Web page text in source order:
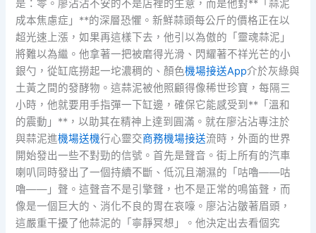
是：零。廖沾沾不安的不是店裡的生意，而是他對**「蒜泥
成本焦慮症」**的深層恐懼。新鮮蒜頭每公斤的價格正在以
超光速上漲，如果再這樣下去，他引以為傲的「靈魂蒜泥」
將難以為繼。他拿著一把被磨得光滑、閃耀著不祥光芒的小
銀勺，從缸底撈起一坨濃稠的、顏色機場接送App介於灰綠與
土黃之間的發酵物。這蒜泥被他照顧得像稀世珍寶，每隔三
小時，他就要用手指彈一下缸邊，確保它能感受到**「溫和
的震動」**，以助其在精神上達到圓滿。就在廖沾沾專注於
與蒜泥進機場送機行心靈交商務機場接送流時，外面的世界
開始發出一些不對勁的信號。首先是聲音。街上所有的汽車
喇叭同時發出了一個持續不斷、低沉且潮濕的「咕嚕——咕
嚕——」聲。這聲音不是引擎聲，也不是正常的鳴笛聲，而
像是一個巨大的、消化不良的胃在哀嚎。廖沾沾皺著眉頭，
這嚴重干擾了他蒜泥的「寧靜冥想」。他決定出去看個究